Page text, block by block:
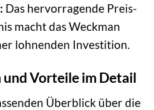
Das hervorragende Preis-
macht das Weckman
lohnenden Investition.
und Vorteile im Detail
Überblick über die